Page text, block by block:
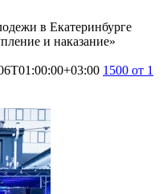
в Екатеринбурге
и наказание»
1500 от 1